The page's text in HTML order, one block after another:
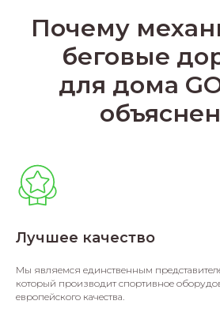
Почему
беговые
для дома
Лучшее качество
Мы являемся единственным
который производит спортивное
европейского качества.